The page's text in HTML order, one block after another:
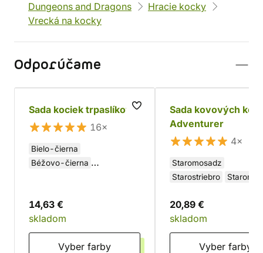
Dungeons and Dragons
Hracie kocky
Vrecká na kocky
Odporúčame
Sada kociek trpaslíkov
16×
Bielo-čierna
Béžovo-čierna
14,63 €
skladom
Vyber farby
Sada kovových
Adventurer
4×
Staromosadz
Starostriebro
20,89 €
skladom
Vyber farby